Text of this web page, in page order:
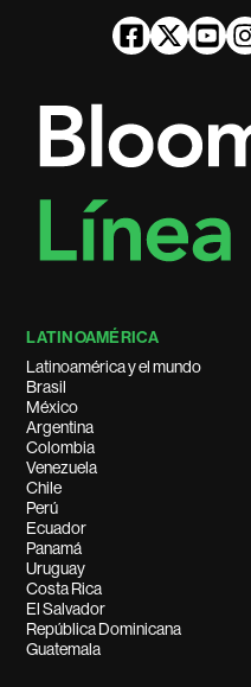
LATINOAMÉRICA
Latinoamérica y el mundo
Brasil
México
Argentina
Colombia
Venezuela
Chile
Perú
Ecuador
Panamá
Uruguay
Costa Rica
El Salvador
República Dominicana
Guatemala